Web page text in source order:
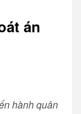
án
hành quân